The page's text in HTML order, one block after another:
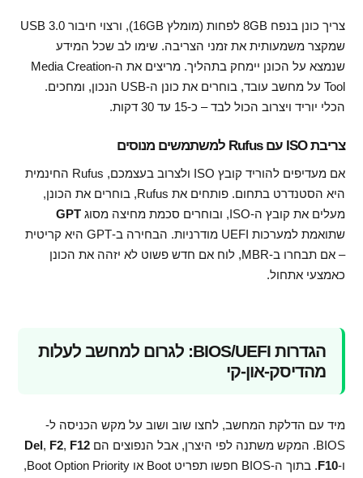
צריך כונן בנפח 8GB לפחות (מומלץ 16GB), ורצוי חיבור USB 3.0
שמקצר משמעותית את זמני הצריבה. שימו לב שכל המידע
שנמצא על הכונן יימחק בתהליך. מריצים את ה-Media Creation
Tool על מחשב עובד, בוחרים את כונן ה-USB הנכון, ומחכים.
הכלי יוריד ויצרוב הכול לבד – כ-15 עד 30 דקות.
צריבת ISO עם Rufus למשתמשים מנוסים
אם מעדיפים להוריד קובץ ISO ולצרוב בעצמכם, Rufus החינמית
היא הסטנדרט בתחום. פותחים את Rufus, בוחרים את הכונן,
מעלים את קובץ ה-ISO, ובוחרים סכמת מחיצה מסוג
GPT
שתואמת למערכות UEFI מודרניות. הבחירה ב-GPT היא קריטית
– אם תבחרו ב-MBR, לוח אם חדש פשוט לא יזהה את הכונן
כאמצעי אתחול.
הגדרות BIOS/UEFI: לגרום למחשב לעלות
מהדיסק-און-קי
מיד עם הדלקת המחשב, לחצו שוב ושוב על מקש הכניסה ל-
BIOS. המקש משתנה לפי היצרן, אבל הנפוצים הם
Del, F2, F12
ו-F10
. בתוך ה-BIOS חפשו תפריט Boot או Boot Option Priority,